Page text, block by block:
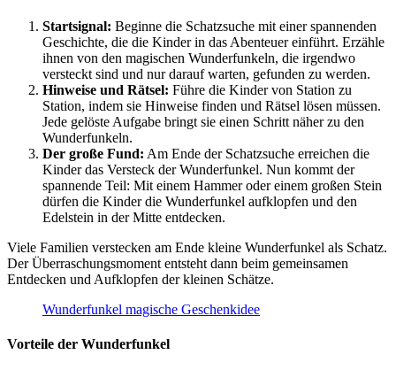
Startsignal: Beginne die Schatzsuche mit einer spannenden
Geschichte, die die Kinder in das Abenteuer einführt. Erzähle
ihnen von den magischen Wunderfunkeln, die irgendwo
versteckt sind und nur darauf warten, gefunden zu werden.
Hinweise und Rätsel: Führe die Kinder von Station zu
Station, indem sie Hinweise finden und Rätsel lösen müssen.
Jede gelöste Aufgabe bringt sie einen Schritt näher zu den
Wunderfunkeln.
Der große Fund: Am Ende der Schatzsuche erreichen die
Kinder das Versteck der Wunderfunkel. Nun kommt der
spannende Teil: Mit einem Hammer oder einem großen Stein
dürfen die Kinder die Wunderfunkel aufklopfen und den
Edelstein in der Mitte entdecken.
Viele Familien verstecken am Ende kleine Wunderfunkel als Schatz.
Der Überraschungsmoment entsteht dann beim gemeinsamen
Entdecken und Aufklopfen der kleinen Schätze.
Wunderfunkel magische Geschenkidee
Vorteile der Wunderfunkel